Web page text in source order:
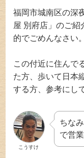
福岡市城南区の深
屋 別府店」のご紹
的でごめんなさい
この付近に住んで
た方、歩いて日本
する方、参考にし
こうすけ
ちな
で営